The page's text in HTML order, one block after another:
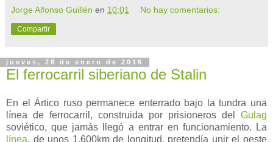
Jorge Alfonso Guillén en 10:01 No hay comentarios:
Compartir
jueves, 28 de enero de 2016
El ferrocarril siberiano de Stalin
En el Ártico ruso permanece enterrado bajo la tundra una
línea de ferrocarril, construida por prisioneros del Gulag
soviético, que jamás llegó a entrar en funcionamiento. La
línea, de unos 1.600km de longitud, pretendía unir el oeste